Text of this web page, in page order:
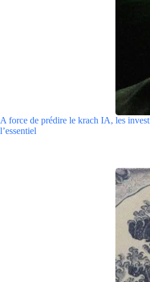
A force de prédire le krach IA, les
l’essentiel